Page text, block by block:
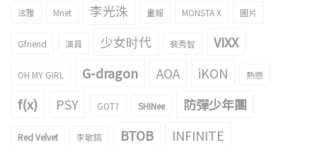
泫雅 Mnet 李光洙 畫報 MONSTA X 圖片
Gfriend 演員 少女时代 裴秀智 VIXX
OH MY GIRL G-dragon AOA iKON 熱戀
f(x) PSY GOT7 SHINee 防彈少年團
Red Velvet 李敏鎬 BTOB
INFINITE